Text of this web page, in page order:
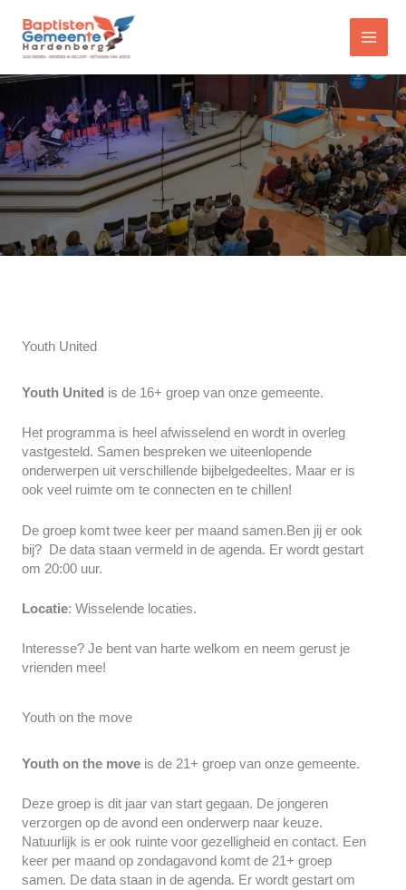
naar
Youth United
Youth United is de 16+ groep van onze gemeente.
Het programma is heel afwisselend en wordt in overleg
vastgesteld. Samen bespreken we uiteenlopende
onderwerpen uit verschillende bijbelgedeeltes. Maar er is
ook veel ruimte om te connecten en te chillen!
De groep komt twee keer per maand samen.Ben jij er ook
bij? De data staan vermeld in de agenda. Er wordt gestart
om 20:00 uur.
Locatie: Wisselende locaties.
Interesse? Je bent van harte welkom en neem gerust je
vrienden mee!
Youth on the move
Youth on the move is de 21+ groep van onze gemeente.
Deze groep is dit jaar van start gegaan. De jongeren
verzorgen op de avond een onderwerp naar keuze.
Natuurlijk is er ook ruinte voor gezelligheid en contact. Een
keer per maand op zondagavond komt de 21+ groep
samen. De data staan in de agenda. Er wordt gestart om